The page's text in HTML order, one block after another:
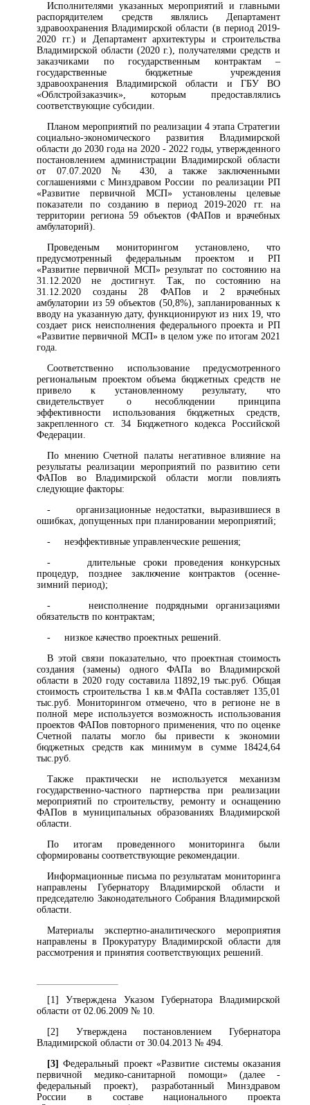
Исполнителями указанных мероприятий и главными
распорядителем средств являлись Департамент
здравоохранения Владимирской области (в период 2019-
2020 гг.) и Департамент архитектуры и строительства
Владимирской области (2020 г.), получателями средств и
заказчиками по государственным контрактам –
государственные бюджетные учреждения
здравоохранения Владимирской области и ГБУ ВО
«Облстройзаказчик», которым предоставлялись
соответствующие субсидии.
Планом мероприятий по реализации 4 этапа Стратегии
социально-экономического развития Владимирской
области до 2030 года на 2020 - 2022 годы, утвержденного
постановлением администрации Владимирской области
от 07.07.2020 № 430, а также заключенными
соглашениями с Минздравом России по реализации РП
«Развитие первичной МСП» установлены целевые
показатели по созданию в период 2019-2020 гг. на
территории региона 59 объектов (ФАПов и врачебных
амбулаторий).
Проведеным мониторингом установлено, что
предусмотренный федеральным проектом и РП
«Развитие первичной МСП» результат по состоянию на
31.12.2020 не достигнут. Так, по состоянию на
31.12.2020 созданы 28 ФАПов и 2 врачебных
амбулатории из 59 объектов (50,8%), запланированных к
вводу на указанную дату, функционируют из них 19, что
создает риск неисполнения федерального проекта и РП
«Развитие первичной МСП» в целом уже по итогам 2021
года.
Соответственно использование предусмотренного
региональным проектом объема бюджетных средств не
привело к установленному результату, что
свидетельствует о несоблюдении принципа
эффективности использования бюджетных средств,
закрепленного ст. 34 Бюджетного кодекса Российской
Федерации.
По мнению Счетной палаты негативное влияние на
результаты реализации мероприятий по развитию сети
ФАПов во Владимирской области могли повлиять
следующие факторы:
- организационные недостатки, выразившиеся в
ошибках, допущенных при планировании мероприятий;
- неэффективные управленческие решения;
- длительные сроки проведения конкурсных
процедур, позднее заключение контрактов (осенне-
зимний период);
- неисполнение подрядными организациями
обязательств по контрактам;
- низкое качество проектных решений.
В этой связи показательно, что проектная стоимость
создания (замены) одного ФАПа во Владимирской
области в 2020 году составила 11892,19 тыс.руб. Общая
стоимость строительства 1 кв.м ФАПа составляет 135,01
тыс.руб. Мониторингом отмечено, что в регионе не в
полной мере используется возможность использования
проектов ФАПов повторного применения, что по оценке
Счетной палаты могло бы привести к экономии
бюджетных средств как минимум в сумме 18424,64
тыс.руб.
Также практически не используется механизм
государственно-частного партнерства при реализации
мероприятий по строительству, ремонту и оснащению
ФАПов в муниципальных образованиях Владимирской
области.
По итогам проведенного мониторинга были
сформированы соответствующие рекомендации.
Информационные письма по результатам мониторинга
направлены Губернатору Владимирской области и
председателю Законодательного Собрания Владимирской
области.
Материалы экспертно-аналитического мероприятия
направлены в Прокуратуру Владимирской области для
рассмотрения и принятия соответствующих решений.
[1] Утверждена Указом Губернатора Владимирской
области от 02.06.2009 № 10.
[2] Утверждена постановлением Губернатора
Владимирской области от 30.04.2013 № 494.
[3] Федеральный проект «Развитие системы оказания
первичной медико-санитарной помощи» (далее -
федеральный проект), разработанный Минздравом
России в составе национального проекта